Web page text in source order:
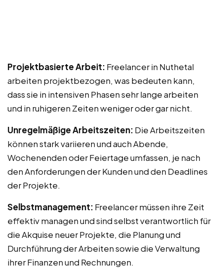
Projektbasierte Arbeit: Freelancer in Nuthetal
arbeiten projektbezogen, was bedeuten kann,
dass sie in intensiven Phasen sehr lange arbeiten
und in ruhigeren Zeiten weniger oder gar nicht.
Unregelmäßige Arbeitszeiten: Die Arbeitszeiten
können stark variieren und auch Abende,
Wochenenden oder Feiertage umfassen, je nach
den Anforderungen der Kunden und den Deadlines
der Projekte.
Selbstmanagement: Freelancer müssen ihre Zeit
effektiv managen und sind selbst verantwortlich für
die Akquise neuer Projekte, die Planung und
Durchführung der Arbeiten sowie die Verwaltung
ihrer Finanzen und Rechnungen.